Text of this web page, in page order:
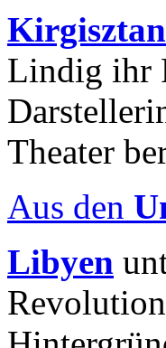
Lindig ihr
Theater
Aus den
Libyen